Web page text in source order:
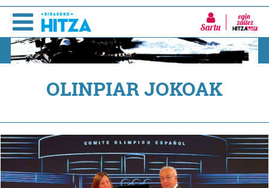
Sartu
OLINPIAR JOKOAK